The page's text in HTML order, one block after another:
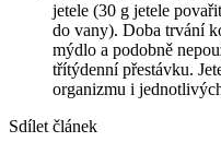
jetele (30 g jetele
do vany). Doba trvání
mýdlo a podobně
třítýdenní přestávku.
organizmu i
Sdílet článek